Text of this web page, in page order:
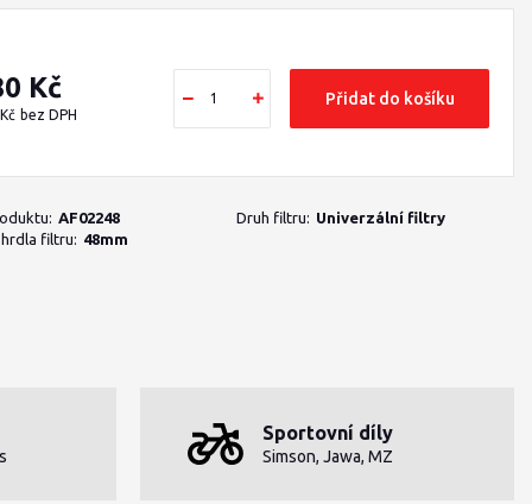
Kč
bez DPH
Přidat do košíku
AF02248 Druh filtru: Univerzální filtry
filtru: 48mm
Sportovní díly
Simson, Jawa, MZ